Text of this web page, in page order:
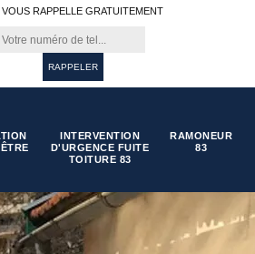
RAPPELLE GRATUITEMENT
INTERVENTION
D'URGENCE FUITE
TOITURE 83
RAMONEUR
83